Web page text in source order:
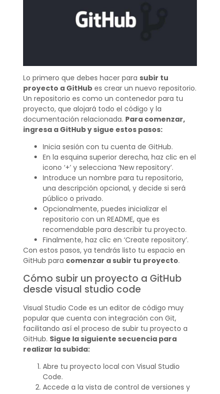
Lo primero que debes hacer para subir tu
proyecto a GitHubes crear un nuevo repositorio.
Un repositorio es como un contenedor para tu
proyecto, que alojará todo el código y la
documentación relacionada. Para comenzar,
ingresa a GitHub y sigue estos pasos:
Inicia sesión con tu cuenta de GitHub.
En la esquina superior derecha, haz clic en el
icono ‘+’ y selecciona ‘New repository’.
Introduce un nombre para tu repositorio,
una descripción opcional, y decide si será
público o privado.
Opcionalmente, puedes inicializar el
repositorio con un README, que es
recomendable para describir tu proyecto.
Finalmente, haz clic en ‘Create repository’.
Con estos pasos, ya tendrás listo tu espacio en
GitHub para comenzar a subir tu proyecto.
Cómo subir un proyecto a GitHub
desde visual studio code
Visual Studio Code es un editor de código muy
popular que cuenta con integración con Git,
facilitando así el proceso de subir tu proyecto a
GitHub. Sigue la siguiente secuencia para
realizar la subida:
Abre tu proyecto local con Visual Studio
Code.
Accede a la vista de control de versiones y